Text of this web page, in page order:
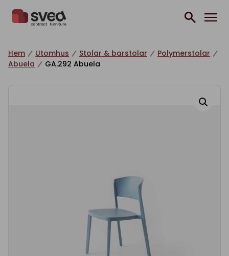
Hem Utomhus Stolar & barstolar
Polymerstolar
Abuela
GA.292 Abuela